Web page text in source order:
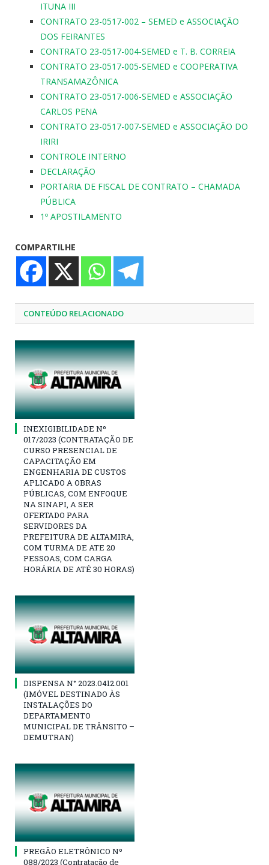
ITUNA III
CONTRATO 23-0517-002 – SEMED e ASSOCIAÇÃO
DOS FEIRANTES
CONTRATO 23-0517-004-SEMED e T. B. CORREIA
CONTRATO 23-0517-005-SEMED e COOPERATIVA
TRANSAMAZÔNICA
CONTRATO 23-0517-006-SEMED e ASSOCIAÇÃO
CARLOS PENA
CONTRATO 23-0517-007-SEMED e ASSOCIAÇÃO DO
IRIRI
CONTROLE INTERNO
DECLARAÇÃO
PORTARIA DE FISCAL DE CONTRATO – CHAMADA
PÚBLICA
1º APOSTILAMENTO
COMPARTILHE
CONTEÚDO RELACIONADO
INEXIGIBILIDADE Nº
017/2023 (CONTRATAÇÃO DE
CURSO PRESENCIAL DE
CAPACITAÇÃO EM
ENGENHARIA DE CUSTOS
APLICADO A OBRAS
PÚBLICAS, COM ENFOQUE
NA SINAPI, A SER
OFERTADO PARA
SERVIDORES DA
PREFEITURA DE ALTAMIRA,
COM TURMA DE ATE 20
PESSOAS, COM CARGA
HORÁRIA DE ATÉ 30 HORAS)
DISPENSA N° 2023.0412.001
(IMÓVEL DESTINADO ÀS
INSTALAÇÕES DO
DEPARTAMENTO
MUNICIPAL DE TRÂNSITO –
DEMUTRAN)
PREGÃO ELETRÔNICO Nº
088/2023 (Contratação de